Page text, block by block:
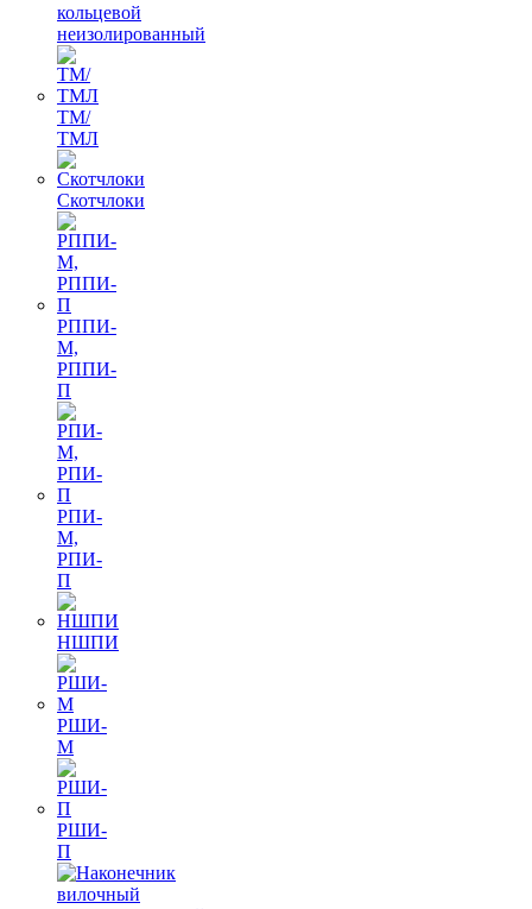
кольцевой
неизолированный
ТМ/
ТМЛ
Скотчлоки
РППИ-
М,
РППИ-
П
РПИ-
М,
РПИ-
П
НШПИ
РШИ-
М
РШИ-
П